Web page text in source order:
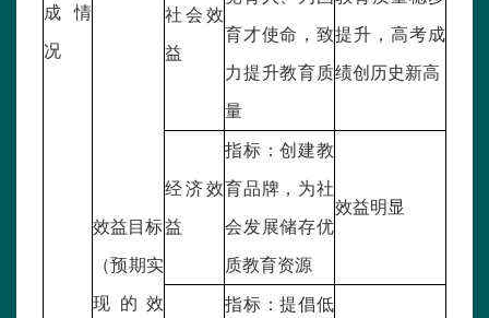
成情
况
效益目标
（预期实
现的效
社会效
益
育才使命，致
力提升教育质
量
提升，高考成
绩创历史新高
经济效
益
指标：创建教
育品牌，为社
会发展储存优
质教育资源
效益明显
指标：提倡低